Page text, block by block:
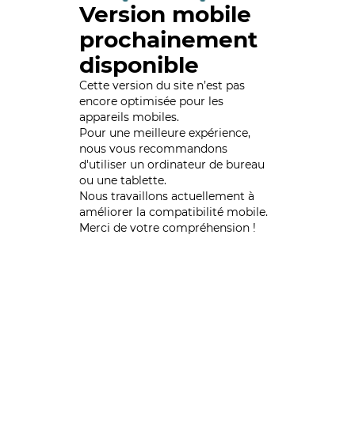
Version mobile
prochainement
disponible
Cette version du site n’est pas
encore optimisée pour les
appareils mobiles.
Pour une meilleure expérience,
nous vous recommandons
d'utiliser un ordinateur de bureau
ou une tablette.
Nous travaillons actuellement à
améliorer la compatibilité mobile.
Merci de votre compréhension !